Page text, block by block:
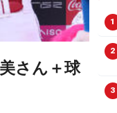
さん＋球
1
2
3